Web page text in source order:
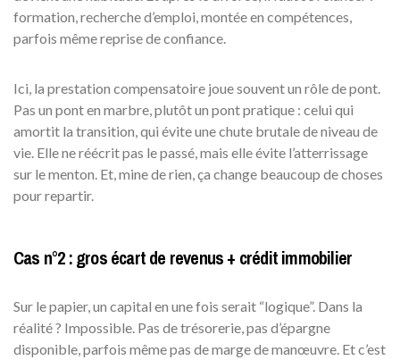
formation, recherche d’emploi, montée en compétences,
parfois même reprise de confiance.
Ici, la prestation compensatoire joue souvent un rôle de pont.
Pas un pont en marbre, plutôt un pont pratique : celui qui
amortit la transition, qui évite une chute brutale de niveau de
vie. Elle ne réécrit pas le passé, mais elle évite l’atterrissage
sur le menton. Et, mine de rien, ça change beaucoup de choses
pour repartir.
Cas n°2 : gros écart de revenus + crédit immobilier
Sur le papier, un capital en une fois serait “logique”. Dans la
réalité ? Impossible. Pas de trésorerie, pas d’épargne
disponible, parfois même pas de marge de manœuvre. Et c’est